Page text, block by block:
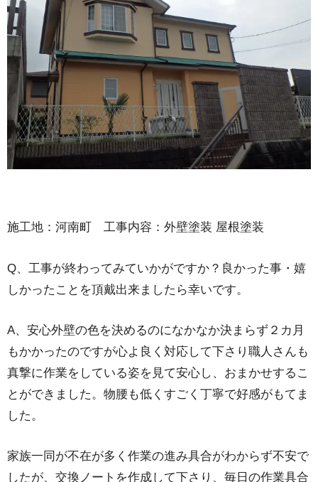
施工地：河南町 工事内容：外壁塗装 屋根塗装
Q、工事が終わってみていかがですか？良かった事・嬉
しかったことを頂戴出来ましたら幸いです。
A、安心外壁の色を決めるのになかなか決まらず２カ月
もかかったのですが心よ良く対応して下さり職人さんも
真撃に作業をしている姿を見て安心し、おまかせするこ
とができました。物腰も低くすごく丁寧で好感がもてま
した。
家族一同が不在が多く作業の進み具合がわからず不安で
したが、交換ノートを作成して下さり、毎日の作業具合